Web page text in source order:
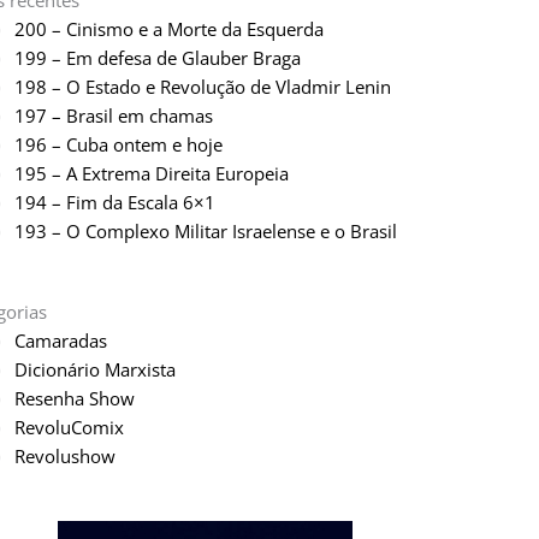
200 – Cinismo e a Morte da Esquerda
199 – Em defesa de Glauber Braga
198 – O Estado e Revolução de Vladmir Lenin
197 – Brasil em chamas
196 – Cuba ontem e hoje
195 – A Extrema Direita Europeia
194 – Fim da Escala 6×1
193 – O Complexo Militar Israelense e o Brasil
Camaradas
Dicionário Marxista
Resenha Show
RevoluComix
Revolushow